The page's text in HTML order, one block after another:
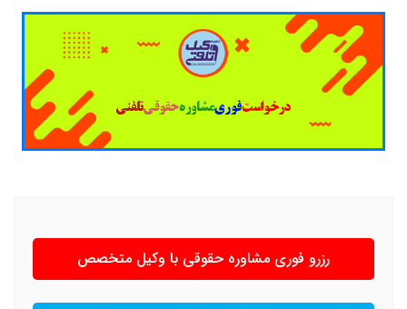
رزرو فوری مشاوره حقوقی با وکیل متخصص